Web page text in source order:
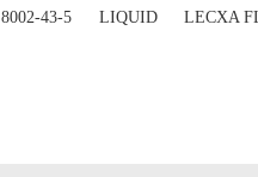
8002-43-5 LIQUID LECXA